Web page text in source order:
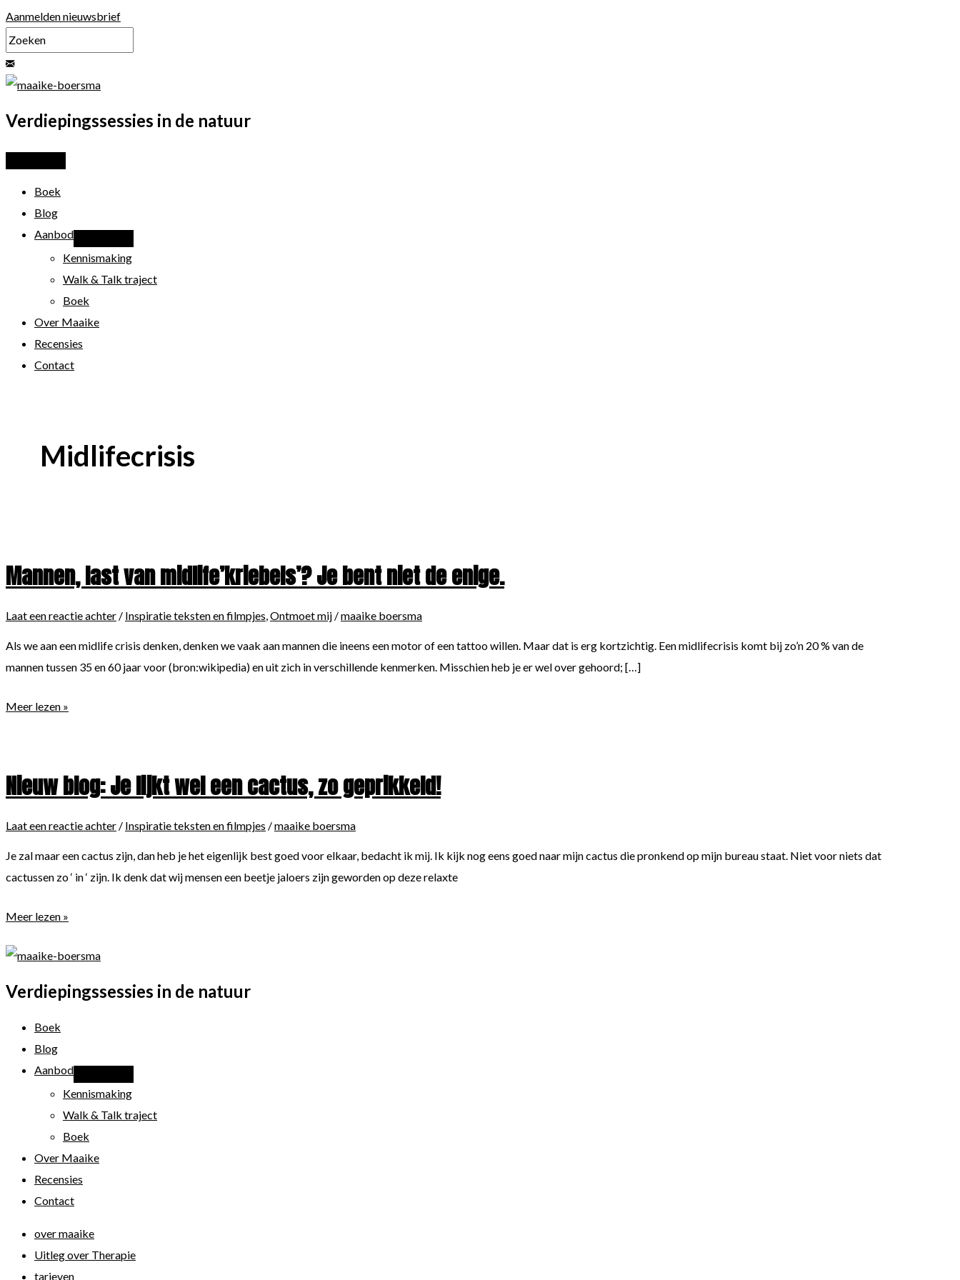
Ga
naar
de
inhoud
Aanmelden nieuwsbrief
Verdiepingssessies in de natuur
Boek
Blog
Aanbod
Kennismaking
Walk & Talk traject
Boek
Over Maaike
Recensies
Contact
Midlifecrisis
Mannen, last van midlife’kriebels’? Je bent niet de enige.
Laat een reactie achter / Inspiratie teksten en filmpjes,Ontmoet mij /maaike boersma
Als we aan een midlife crisis denken, denken we vaak aan mannen die ineens een motor of een tattoo willen. Maar dat is erg kortzichtig. Een midlifecrisis komt bij zo’n 20 % van de
mannen tussen 35 en 60 jaar voor (bron:wikipedia) en uit zich in verschillende kenmerken. Misschien heb je er wel over gehoord; […]
Mannen,
Je
niet
de
enige.
Meer lezen »
Nieuw blog: Je lijkt wel een cactus, zo geprikkeld!
Laat een reactie achter / Inspiratie teksten en filmpjes /maaike boersma
Je zal maar een cactus zijn, dan heb je het eigenlijk best goed voor elkaar, bedacht ik mij. Ik kijk nog eens goed naar mijn cactus die pronkend op mijn bureau staat. Niet voor niets dat
cactussen zo ‘ in ‘ zijn. Ik denk dat wij mensen een beetje jaloers zijn geworden op deze relaxte
Nieuw
Je
wel
cactus,
Meer lezen »
Verdiepingssessies in de natuur
Boek
Blog
Aanbod
Kennismaking
Walk & Talk traject
Boek
Over Maaike
Recensies
Contact
over maaike
Uitleg over Therapie
tarieven